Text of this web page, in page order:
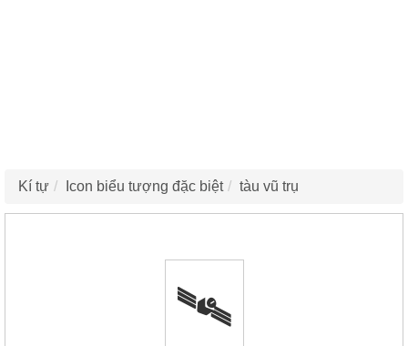
Kí tự Icon biểu tượng đặc biệt tàu vũ trụ
🛰️